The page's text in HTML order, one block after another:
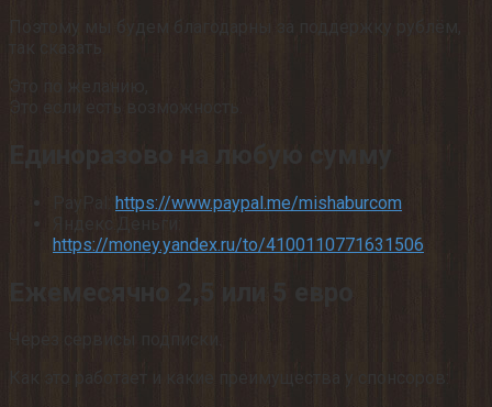
Поэтому мы будем благодарны за поддержку рублём,
Это по желанию,
Единоразово на любую сумму
PayPal: https://www.paypal.me/mishaburcom
https://money.yandex.ru/to/4100110771631506
Ежемесячно 2,5 или 5 евро
Через сервисы подписки.
Как это работает и какие преимущества у спонсоров: